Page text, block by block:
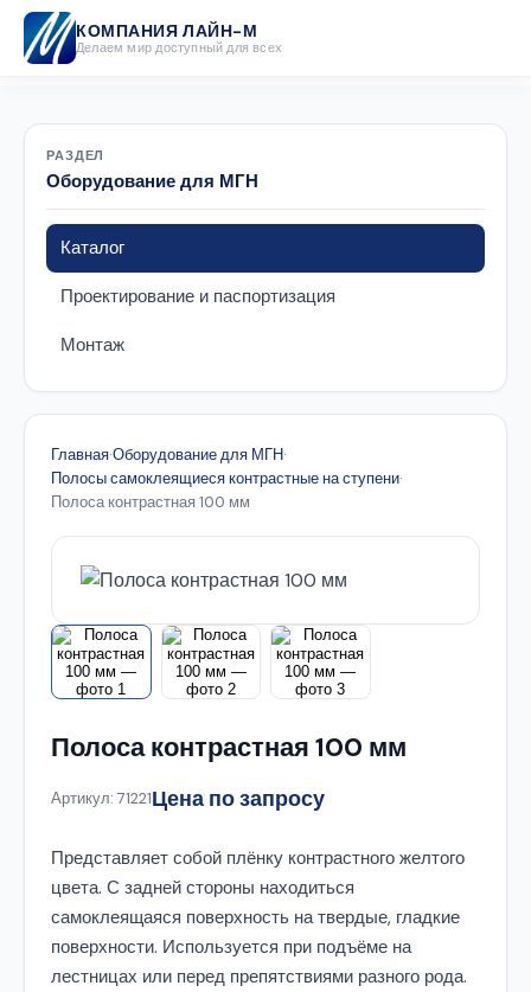
КОМПАНИЯ ЛАЙН-М
Делаем мир доступный для всех
РАЗДЕЛ
Оборудование для МГН
Каталог
Проектирование и паспортизация
Монтаж
Главная·Оборудование для МГН·
Полосы самоклеящиеся контрастные на ступени·
Полоса контрастная 100 мм
Полоса контрастная 100 мм
Артикул: 71221Цена по запросу
Представляет собой плёнку контрастного желтого
цвета. С задней стороны находиться
самоклеящаяся поверхность на твердые, гладкие
поверхности. Используется при подъёме на
лестницах или перед препятствиями разного рода.